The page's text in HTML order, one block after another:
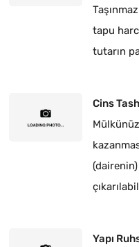
tapu
tutarın
Cins
Yapı